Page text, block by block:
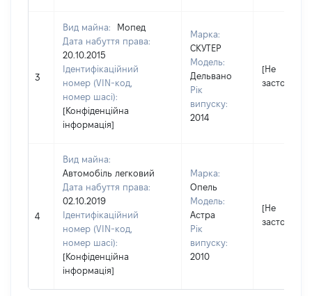
3
Вид майна:
Мопед
Дата набуття права:
20.10.2015
Ідентифікаційний
номер (VIN-код,
номер шасі):
[Конфіденційна
інформація]
Марка:
СКУТЕР
Модель:
Дельвано
Рік
випуску:
2014
[Не
4
Вид майна:
Автомобіль легковий
Дата набуття права:
02.10.2019
Ідентифікаційний
номер (VIN-код,
номер шасі):
[Конфіденційна
інформація]
Марка:
Опель
Модель:
Астра
Рік
випуску:
2010
[Не